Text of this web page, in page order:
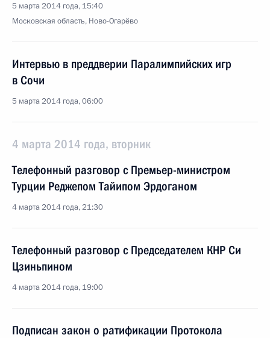
5 марта 2014 года, 15:40
Московская область, Ново-Огарёво
Интервью в преддверии Паралимпийских игр
в Сочи
5 марта 2014 года, 06:00
4 марта 2014 года, вторник
Телефонный разговор с Премьер-министром
Турции Реджепом Тайипом Эрдоганом
4 марта 2014 года, 21:30
Телефонный разговор с Председателем КНР Си
Цзиньпином
4 марта 2014 года, 19:00
Подписан закон о ратификации Протокола